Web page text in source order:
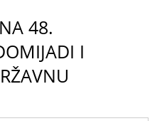
48.
I